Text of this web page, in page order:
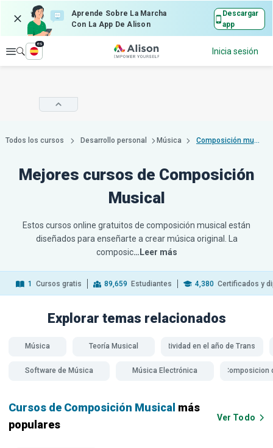
Aprende Sobre La Marcha
Con La App De Alison
Descargar
app
Explorar
es
Inicia sesión
Todos los cursos Desarrollo personal Música Composición musical
Mejores cursos de Composición
Musical
Estos cursos online gratuitos de composición musical están
diseñados para enseñarte a crear música original. La
composic…Leer más
1 Cursos gratis 89,659 Estudiantes 4,380 Certificados y
Explorar temas relacionados
Música Teoría Musical Creatividad en el año de Transición
Software de Música Música Electrónica Composicion
Cursos de Composición Musical más
populares
Ver Todo